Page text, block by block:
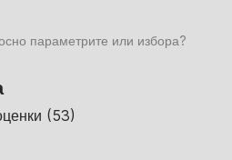
параметрите или избора?
(53)